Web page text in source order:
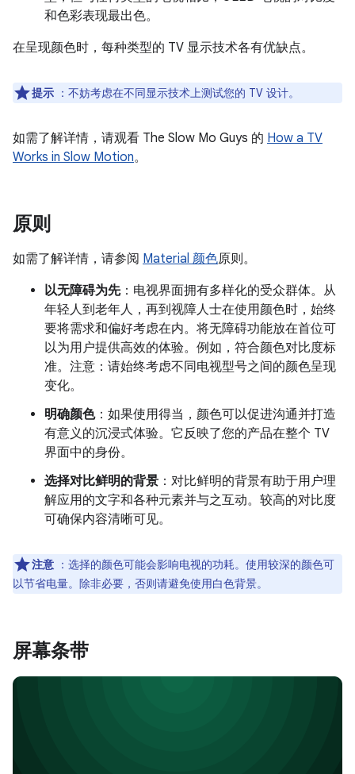
和色彩表现最出色。
在呈现颜色时，每种类型的 TV 显示技术各有优缺点。
提示 ：不妨考虑在不同显示技术上测试您的 TV 设计。
如需了解详情，请观看 The Slow Mo Guys 的 How a TV
Works in Slow Motion。
原则
如需了解详情，请参阅 Material 颜色原则。
以无障碍为先：电视界面拥有多样化的受众群体。从
年轻人到老年人，再到视障人士在使用颜色时，始终
要将需求和偏好考虑在内。将无障碍功能放在首位可
以为用户提供高效的体验。例如，符合颜色对比度标
准。注意：请始终考虑不同电视型号之间的颜色呈现
变化。
明确颜色：如果使用得当，颜色可以促进沟通并打造
有意义的沉浸式体验。它反映了您的产品在整个 TV
界面中的身份。
选择对比鲜明的背景 ：对比鲜明的背景有助于用户理
解应用的文字和各种元素并与之互动。较高的对比度
可确保内容清晰可见。
注意 ：选择的颜色可能会影响电视的功耗。使用较深的颜色可
以节省电量。除非必要，否则请避免使用白色背景。
屏幕条带